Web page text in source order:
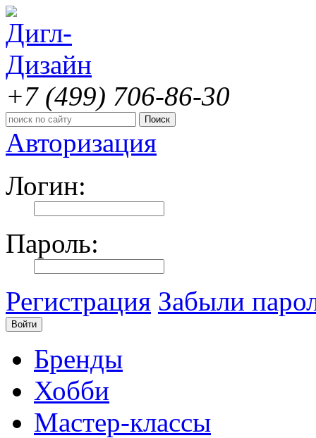
+7 (499) 706-86-30
Авторизация
Логин:
Пароль:
Регистрация Забыли
Бренды
Хобби
Мастер-классы